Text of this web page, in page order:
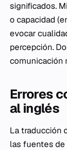
significados.
o capacidad
evocar
percepción.
comunicación
Errores
al inglés
La traducción
las fuentes